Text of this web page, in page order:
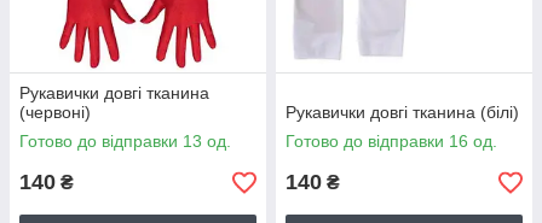
Рукавички довгі тканина
(червоні)
Готово до відправки 13 од.
140 ₴
Рукавички довгі тканина (білі)
Готово до відправки 16 од.
140 ₴